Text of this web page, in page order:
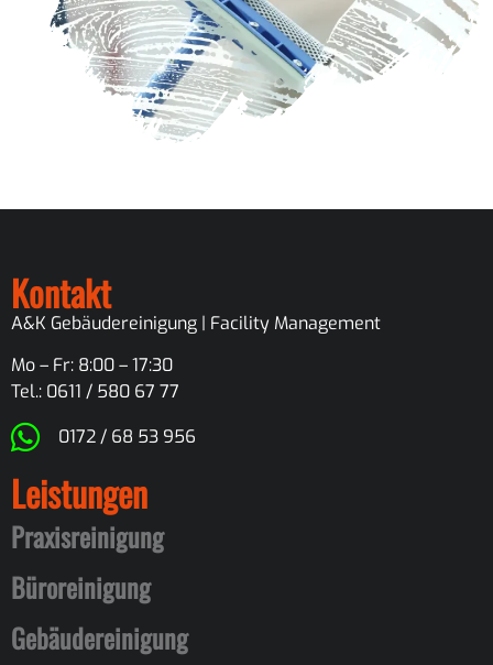
Kontakt
A&K Gebäudereinigung | Facility Management
Mo – Fr: 8:00 – 17:30
Tel.: 0611 / 580 67 77
0172 / 68 53 956
Leistungen
Praxisreinigung
Büroreinigung
Gebäudereinigung